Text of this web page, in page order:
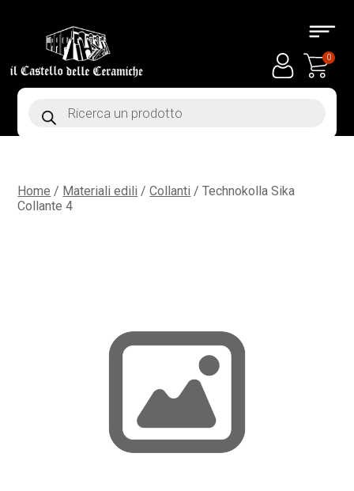
0
Home / Materiali edili /Collanti / Technokolla Sika
Collante 4